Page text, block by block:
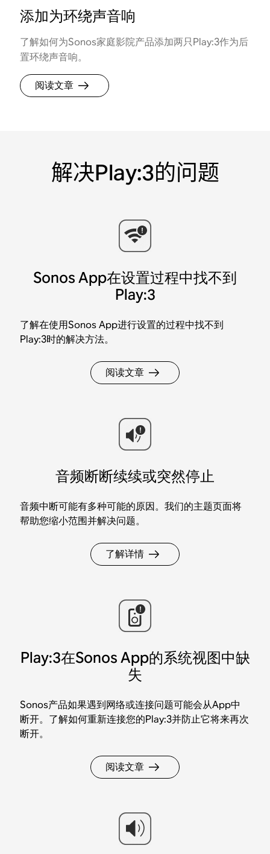
添加为环绕声音响
了解如何为Sonos家庭影院产品添加两只Play:3作为后
置环绕声音响。
阅读文章
解决Play:3的问题
Sonos App在设置过程中找不到
Play:3
了解在使用Sonos App进行设置的过程中找不到
Play:3时的解决方法。
阅读文章
音频断断续续或突然停止
音频中断可能有多种可能的原因。我们的主题页面将
帮助您缩小范围并解决问题。
了解详情
Play:3在Sonos App的系统视图中缺
失
Sonos产品如果遇到网络或连接问题可能会从App中
断开。了解如何重新连接您的Play:3并防止它将来再次
断开。
阅读文章